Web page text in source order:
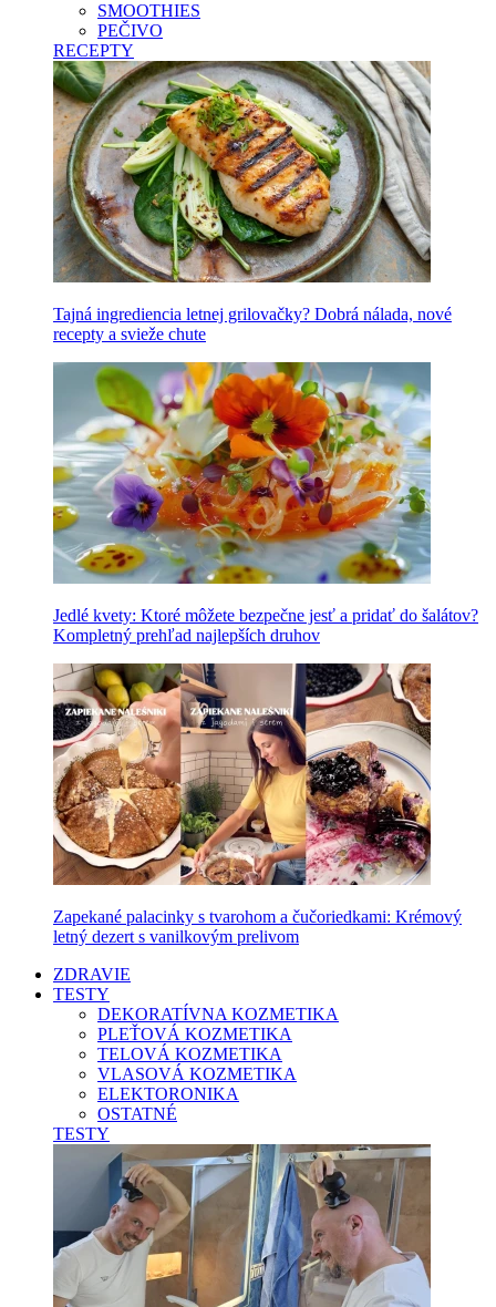
SMOOTHIES
PEČIVO
RECEPTY
Tajná ingrediencia letnej grilovačky? Dobrá nálada, nové
recepty a svieže chute
Jedlé kvety: Ktoré môžete bezpečne jesť a pridať do šalátov?
Kompletný prehľad najlepších druhov
Zapekané palacinky s tvarohom a čučoriedkami: Krémový
letný dezert s vanilkovým prelivom
ZDRAVIE
TESTY
DEKORATÍVNA KOZMETIKA
PLEŤOVÁ KOZMETIKA
TELOVÁ KOZMETIKA
VLASOVÁ KOZMETIKA
ELEKTORONIKA
OSTATNÉ
TESTY